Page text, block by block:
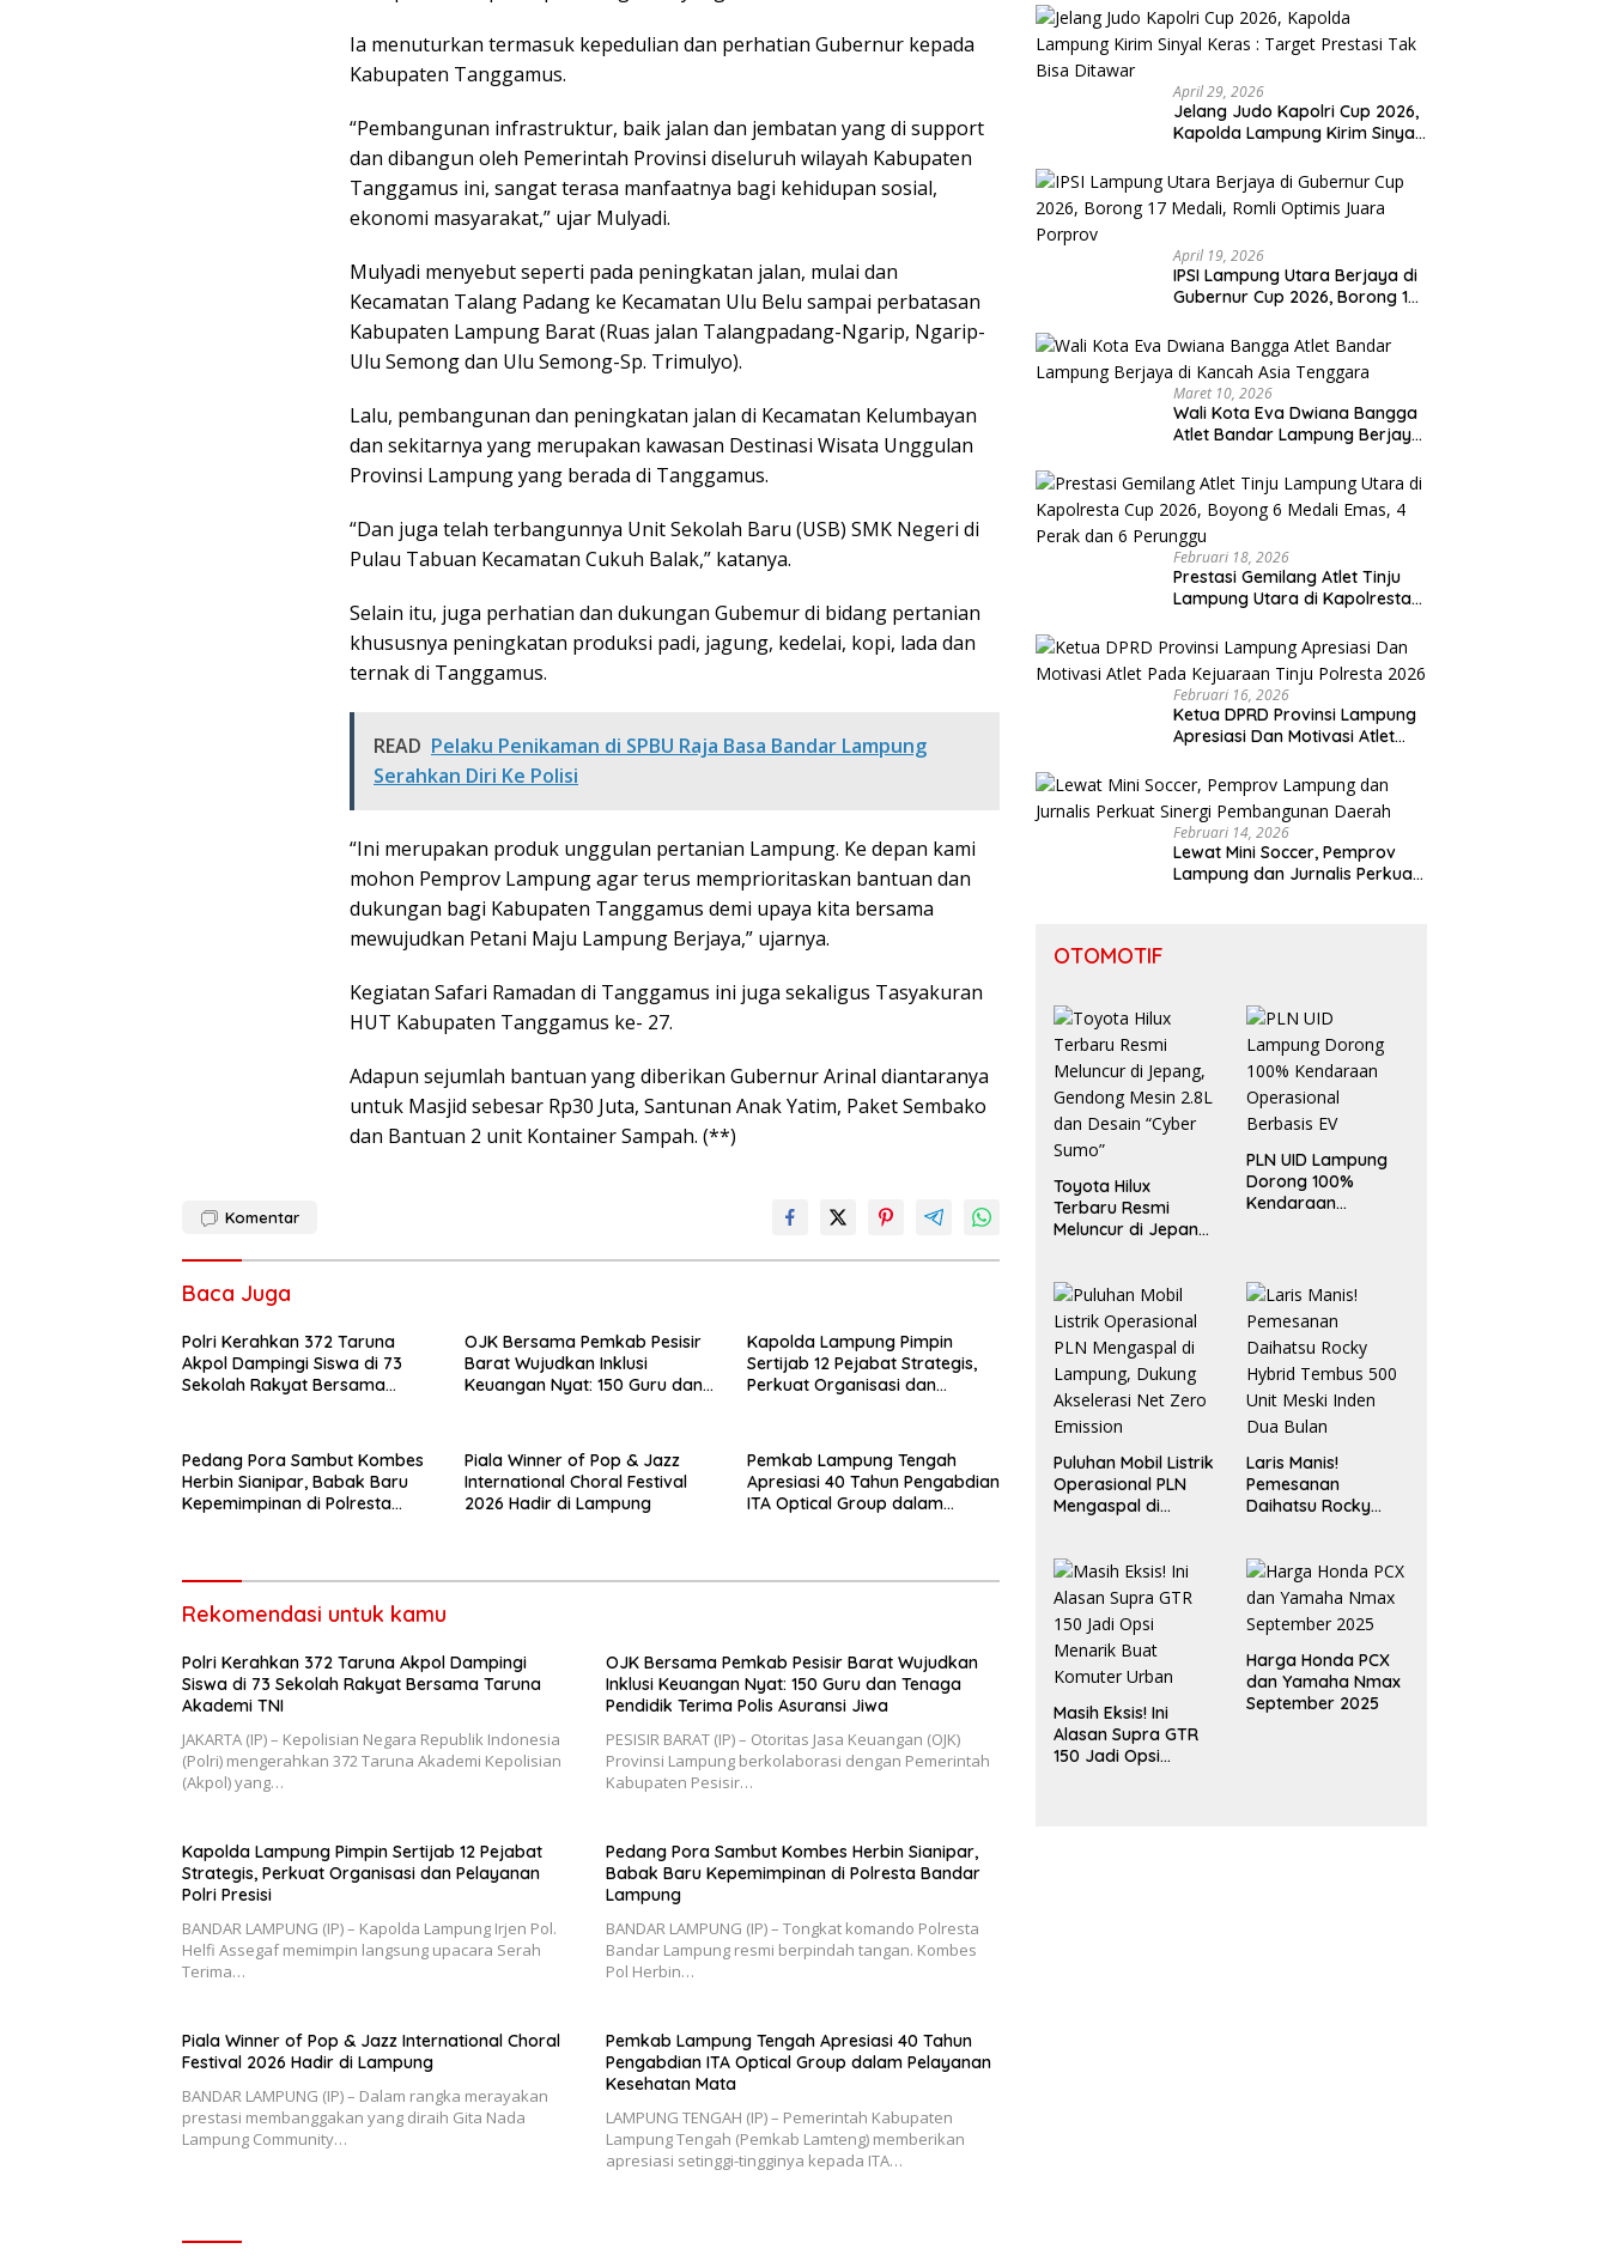
Ia menuturkan termasuk kepedulian dan perhatian Gubernur kepada
Kabupaten Tanggamus.
“Pembangunan infrastruktur, baik jalan dan jembatan yang di support
dan dibangun oleh Pemerintah Provinsi diseluruh wilayah Kabupaten
Tanggamus ini, sangat terasa manfaatnya bagi kehidupan sosial,
ekonomi masyarakat,” ujar Mulyadi.
Mulyadi menyebut seperti pada peningkatan jalan, mulai dan
Kecamatan Talang Padang ke Kecamatan Ulu Belu sampai perbatasan
Kabupaten Lampung Barat (Ruas jalan Talangpadang-Ngarip, Ngarip-
Ulu Semong dan Ulu Semong-Sp. Trimulyo).
Lalu, pembangunan dan peningkatan jalan di Kecamatan Kelumbayan
dan sekitarnya yang merupakan kawasan Destinasi Wisata Unggulan
Provinsi Lampung yang berada di Tanggamus.
“Dan juga telah terbangunnya Unit Sekolah Baru (USB) SMK Negeri di
Pulau Tabuan Kecamatan Cukuh Balak,” katanya.
Selain itu, juga perhatian dan dukungan Gubemur di bidang pertanian
khususnya peningkatan produksi padi, jagung, kedelai, kopi, lada dan
ternak di Tanggamus.
READ Pelaku Penikaman di SPBU Raja Basa Bandar Lampung
Serahkan Diri Ke Polisi
“Ini merupakan produk unggulan pertanian Lampung. Ke depan kami
mohon Pemprov Lampung agar terus memprioritaskan bantuan dan
dukungan bagi Kabupaten Tanggamus demi upaya kita bersama
mewujudkan Petani Maju Lampung Berjaya,” ujarnya.
Kegiatan Safari Ramadan di Tanggamus ini juga sekaligus Tasyakuran
HUT Kabupaten Tanggamus ke- 27.
Adapun sejumlah bantuan yang diberikan Gubernur Arinal diantaranya
untuk Masjid sebesar Rp30 Juta, Santunan Anak Yatim, Paket Sembako
dan Bantuan 2 unit Kontainer Sampah. (**)
Komentar
Baca Juga
Polri Kerahkan 372 Taruna
Akpol Dampingi Siswa di 73
Sekolah Rakyat Bersama
OJK Bersama Pemkab Pesisir
Barat Wujudkan Inklusi
Keuangan Nyat: 150 Guru dan
Kapolda Lampung Pimpin
Sertijab 12 Pejabat Strategis,
Perkuat Organisasi dan
Pedang Pora Sambut Kombes
Herbin Sianipar, Babak Baru
Kepemimpinan di Polresta
Piala Winner of Pop & Jazz
International Choral Festival
2026 Hadir di Lampung
Pemkab Lampung Tengah
Apresiasi 40 Tahun Pengabdian
ITA Optical Group dalam
Rekomendasi untuk kamu
Polri Kerahkan 372 Taruna Akpol Dampingi
Siswa di 73 Sekolah Rakyat Bersama Taruna
Akademi TNI
JAKARTA (IP) – Kepolisian Negara Republik Indonesia
(Polri) mengerahkan 372 Taruna Akademi Kepolisian
(Akpol) yang…
OJK Bersama Pemkab Pesisir Barat Wujudkan
Inklusi Keuangan Nyat: 150 Guru dan Tenaga
Pendidik Terima Polis Asuransi Jiwa
PESISIR BARAT (IP) – Otoritas Jasa Keuangan (OJK)
Provinsi Lampung berkolaborasi dengan Pemerintah
Kabupaten Pesisir…
Kapolda Lampung Pimpin Sertijab 12 Pejabat
Strategis, Perkuat Organisasi dan Pelayanan
Polri Presisi
BANDAR LAMPUNG (IP) – Kapolda Lampung Irjen Pol.
Helfi Assegaf memimpin langsung upacara Serah
Terima…
Pedang Pora Sambut Kombes Herbin Sianipar,
Babak Baru Kepemimpinan di Polresta Bandar
Lampung
BANDAR LAMPUNG (IP) – Tongkat komando Polresta
Bandar Lampung resmi berpindah tangan. Kombes
Pol Herbin…
Piala Winner of Pop & Jazz International Choral
Festival 2026 Hadir di Lampung
BANDAR LAMPUNG (IP) – Dalam rangka merayakan
prestasi membanggakan yang diraih Gita Nada
Lampung Community…
Pemkab Lampung Tengah Apresiasi 40 Tahun
Pengabdian ITA Optical Group dalam Pelayanan
Kesehatan Mata
LAMPUNG TENGAH (IP) – Pemerintah Kabupaten
Lampung Tengah (Pemkab Lamteng) memberikan
apresiasi setinggi-tingginya kepada ITA…
April 29, 2026
Jelang Judo Kapolri Cup 2026,
Kapolda Lampung Kirim Sinyal
Bisa Ditawar
April 19, 2026
IPSI Lampung Utara Berjaya di
Gubernur Cup 2026, Borong 17
Porprov
Maret 10, 2026
Wali Kota Eva Dwiana Bangga
Atlet Bandar Lampung Berjaya
Februari 18, 2026
Prestasi Gemilang Atlet Tinju
Lampung Utara di Kapolresta
Emas, 4 Perak dan 6 Perunggu
Februari 16, 2026
Ketua DPRD Provinsi Lampung
Apresiasi Dan Motivasi Atlet
2026
Februari 14, 2026
Lewat Mini Soccer, Pemprov
Lampung dan Jurnalis Perkuat
OTOMOTIF
Toyota Hilux
Terbaru Resmi
Meluncur di Jepang,
Sumo”
PLN UID Lampung
Dorong 100%
Kendaraan
Puluhan Mobil Listrik
Operasional PLN
Mengaspal di
Emission
Laris Manis!
Pemesanan
Daihatsu Rocky
Dua Bulan
Masih Eksis! Ini
Alasan Supra GTR
150 Jadi Opsi
Harga Honda PCX
dan Yamaha Nmax
September 2025